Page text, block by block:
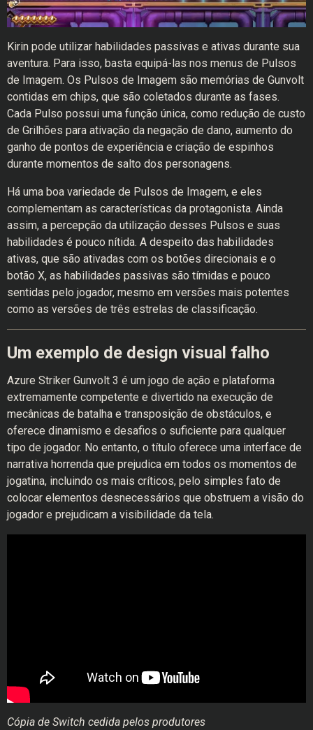
Kirin pode utilizar habilidades passivas e ativas durante sua
aventura. Para isso, basta equipá-las nos menus de Pulsos
de Imagem. Os Pulsos de Imagem são memórias de Gunvolt
contidas em chips, que são coletados durante as fases.
Cada Pulso possui uma função única, como redução de custo
de Grilhões para ativação da negação de dano, aumento do
ganho de pontos de experiência e criação de espinhos
durante momentos de salto dos personagens.
Há uma boa variedade de Pulsos de Imagem, e eles
complementam as características da protagonista. Ainda
assim, a percepção da utilização desses Pulsos e suas
habilidades é pouco nítida. A despeito das habilidades
ativas, que são ativadas com os botões direcionais e o
botão X, as habilidades passivas são tímidas e pouco
sentidas pelo jogador, mesmo em versões mais potentes
como as versões de três estrelas de classificação.
Um exemplo de design visual falho
Azure Striker Gunvolt 3 é um jogo de ação e plataforma
extremamente competente e divertido na execução de
mecânicas de batalha e transposição de obstáculos, e
oferece dinamismo e desafios o suficiente para qualquer
tipo de jogador. No entanto, o título oferece uma interface de
narrativa horrenda que prejudica em todos os momentos de
jogatina, incluindo os mais críticos, pelo simples fato de
colocar elementos desnecessários que obstruem a visão do
jogador e prejudicam a visibilidade da tela.
Cópia de Switch cedida pelos produtores